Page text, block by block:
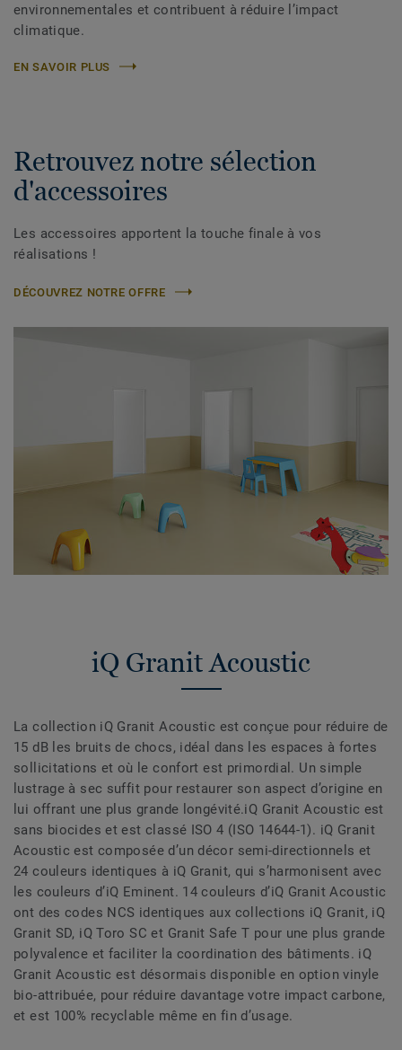
environnementales et contribuent à réduire l’impact
climatique.
EN SAVOIR PLUS
Retrouvez notre sélection
d'accessoires
Les accessoires apportent la touche finale à vos
réalisations !
DÉCOUVREZ NOTRE OFFRE
iQ Granit Acoustic
La collection iQ Granit Acoustic est conçue pour réduire de
15 dB les bruits de chocs, idéal dans les espaces à fortes
sollicitations et où le confort est primordial. Un simple
lustrage à sec suffit pour restaurer son aspect d’origine en
lui offrant une plus grande longévité.iQ Granit Acoustic est
sans biocides et est classé ISO 4 (ISO 14644-1). iQ Granit
Acoustic est composée d’un décor semi-directionnels et
24 couleurs identiques à iQ Granit, qui s’harmonisent avec
les couleurs d’iQ Eminent. 14 couleurs d’iQ Granit Acoustic
ont des codes NCS identiques aux collections iQ Granit, iQ
Granit SD, iQ Toro SC et Granit Safe T pour une plus grande
polyvalence et faciliter la coordination des bâtiments. iQ
Granit Acoustic est désormais disponible en option vinyle
bio-attribuée, pour réduire davantage votre impact carbone,
et est 100% recyclable même en fin d’usage.